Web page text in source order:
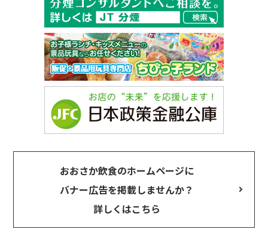
おおさか飲食のホームページに
バナー広告を掲載しませんか？
詳しくはこちら